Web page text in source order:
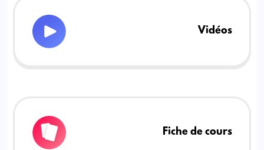
Vidéos
Fiche de cours